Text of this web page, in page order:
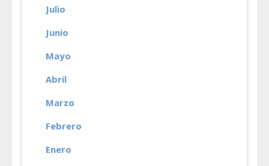
Julio
Junio
Mayo
Abril
Marzo
Febrero
Enero